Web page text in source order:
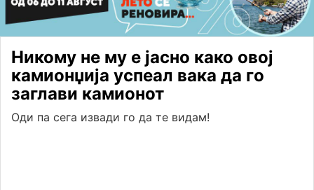
Никому не му е јасно како овој
камионџија успеал вака да го
заглави камионот
Оди па сега извади го да те видам!